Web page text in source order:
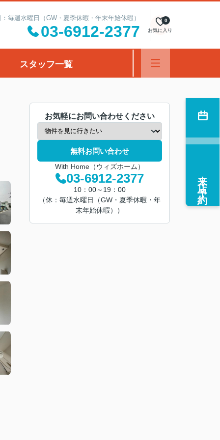
毎週水曜日（GW・夏季休暇・年末年始休暇）
03-6912-2377 お気に入り
0
スタッフ一覧
お気軽にお問い合わせください
無料お問い合わせ
With Home（ウィズホーム）
03-6912-2377
10：00～19：00
（休：毎週水曜日（GW・夏季休暇・年
末年始休暇））
来店予約